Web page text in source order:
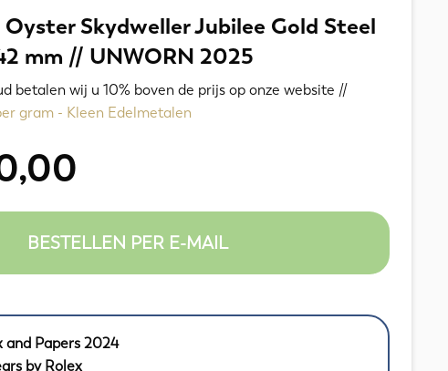
Oyster Skydweller Jubilee Gold Steel
mm // UNWORN 2025
betalen wij u 10% boven de prijs op onze website //
gram - Kleen Edelmetalen
BESTELLEN PER E-MAIL
Papers 2024
by Rolex